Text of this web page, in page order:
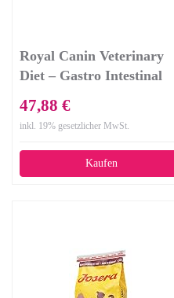
Royal Canin Veterinary
Diet – Gastro Intestinal
kg.
47,88 €
inkl. 19% gesetzlicher MwSt.
Kaufen